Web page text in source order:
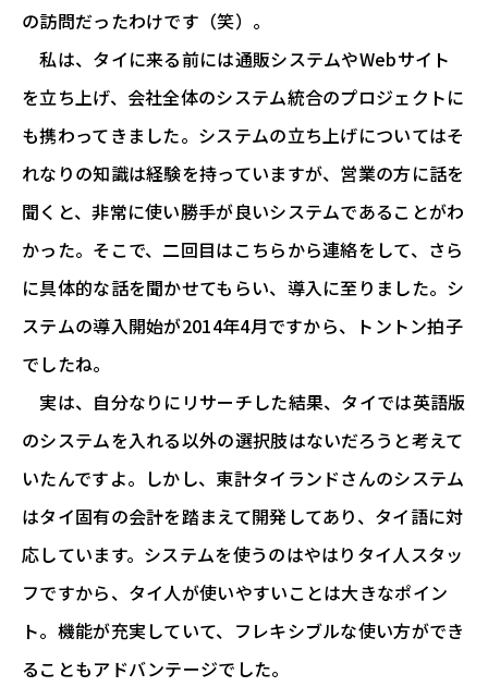
の訪問だったわけです（笑）。
私は、タイに来る前には通販システムやWebサイト
を立ち上げ、会社全体のシステム統合のプロジェクトに
も携わってきました。システムの立ち上げについてはそ
れなりの知識は経験を持っていますが、営業の方に話を
聞くと、非常に使い勝手が良いシステムであることがわ
かった。そこで、二回目はこちらから連絡をして、さら
に具体的な話を聞かせてもらい、導入に至りました。シ
ステムの導入開始が2014年4月ですから、トントン拍子
でしたね。
実は、自分なりにリサーチした結果、タイでは英語版
のシステムを入れる以外の選択肢はないだろうと考えて
いたんですよ。しかし、東計タイランドさんのシステム
はタイ固有の会計を踏まえて開発してあり、タイ語に対
応しています。システムを使うのはやはりタイ人スタッ
フですから、タイ人が使いやすいことは大きなポイン
ト。機能が充実していて、フレキシブルな使い方ができ
ることもアドバンテージでした。